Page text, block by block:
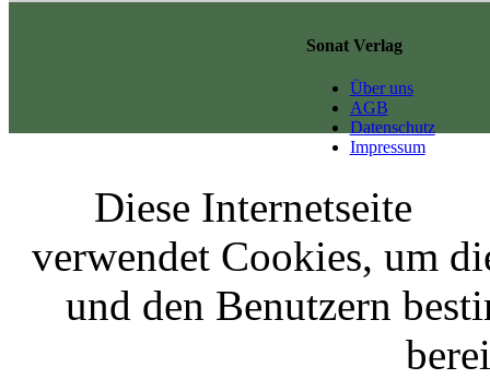
Sonat Verlag
Über uns
AGB
Datenschutz
Impressum
Diese Internetseite
verwendet Cookies, um
und den Benutzern